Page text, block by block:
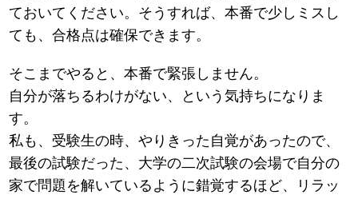
ておいてください。そうすれば、本番で少しミスし
ても、合格点は確保できます。
そこまでやると、本番で緊張しません。
自分が落ちるわけがない、という気持ちになりま
す。
私も、受験生の時、やりきった自覚があったので、
最後の試験だった、大学の二次試験の会場で自分の
家で問題を解いているように錯覚するほど、リラッ